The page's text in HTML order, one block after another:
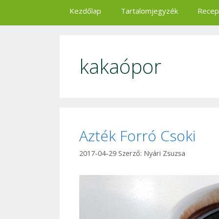
Kezdőlap Tartalomjegyzék
kakaópor
Azték Forró Csoki
2017-04-29 Szerző: Nyári Zsuzsa